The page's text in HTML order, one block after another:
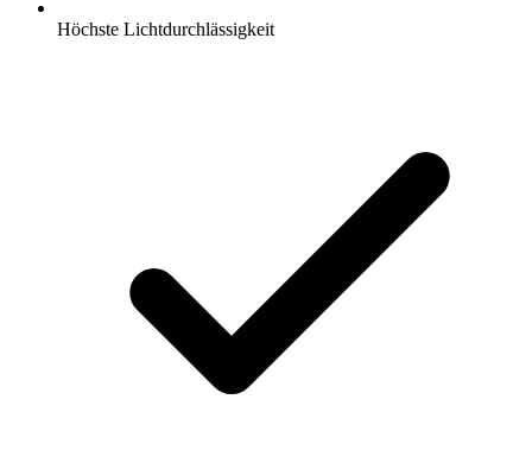
Höchste Lichtdurchlässigkeit